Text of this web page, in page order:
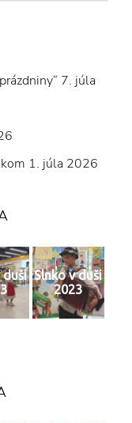
7. júla
1. júla 2026
duši Slnko v duši
2023